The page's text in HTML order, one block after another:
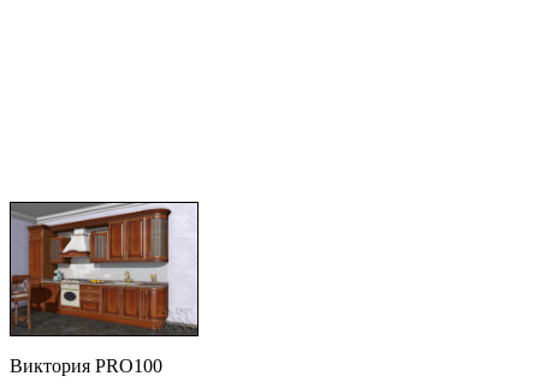
Виктория PRO100